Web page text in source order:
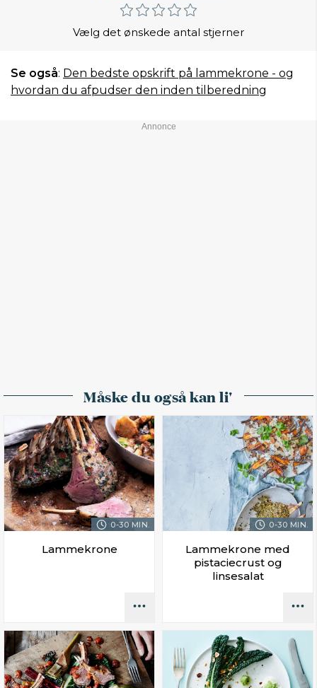
Vælg det ønskede antal stjerner
Se også: Den bedste opskrift på lammekrone - og
hvordan du afpudser den inden tilberedning
Måske du også kan li'
0-30 MIN.
Lammekrone
0-30 MIN.
Lammekrone med
pistaciecrust og
linsesalat